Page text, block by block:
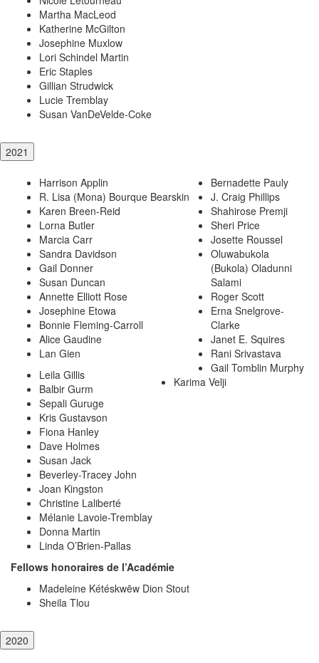
Martha MacLeod
Katherine McGilton
Josephine Muxlow
Lori Schindel Martin
Eric Staples
Gillian Strudwick
Lucie Tremblay
Susan VanDeVelde-Coke
2021
Harrison Applin
R. Lisa (Mona) Bourque Bearskin
Karen Breen-Reid
Lorna Butler
Marcia Carr
Sandra Davidson
Gail Donner
Susan Duncan
Annette Elliott Rose
Josephine Etowa
Bonnie Fleming-Carroll
Alice Gaudine
Lan Gien
Leila Gillis
Balbir Gurm
Sepali Guruge
Kris Gustavson
Fiona Hanley
Dave Holmes
Susan Jack
Beverley-Tracey John
Joan Kingston
Christine Laliberté
Mélanie Lavoie-Tremblay
Donna Martin
Linda O’Brien-Pallas
Bernadette Pauly
J. Craig Phillips
Shahirose Premji
Sheri Price
Josette Roussel
Oluwabukola
(Bukola) Oladunni
Salami
Roger Scott
Erna Snelgrove-
Clarke
Janet E. Squires
Rani Srivastava
Gail Tomblin Murphy
Karima Velji
Fellows honoraires de l’Académie
Madeleine Kétéskwēw Dion Stout
Sheila Tlou
2020